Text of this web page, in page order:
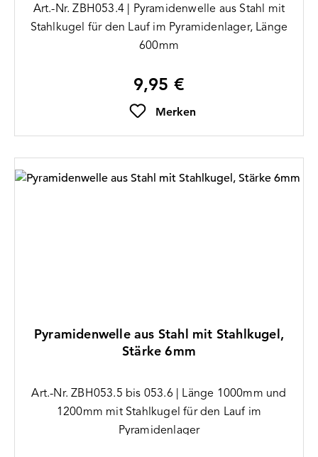
Art.-Nr. ZBH053.4 | Pyramidenwelle aus Stahl mit
Stahlkugel für den Lauf im Pyramidenlager, Länge
600mm
Regulärer Preis:
9,95 €
Merken
Pyramidenwelle aus Stahl mit Stahlkugel,
Stärke 6mm
Art.-Nr. ZBH053.5 bis 053.6 | Länge 1000mm und
1200mm mit Stahlkugel für den Lauf im
Pyramidenlager